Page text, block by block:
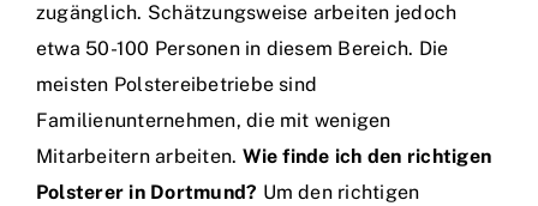
zugänglich. Schätzungsweise arbeiten jedoch
etwa 50-100 Personen in diesem Bereich. Die
meisten Polstereibetriebe sind
Familienunternehmen, die mit wenigen
Mitarbeitern arbeiten. Wie finde ich den richtigen
Polsterer in Dortmund? Um den richtigen